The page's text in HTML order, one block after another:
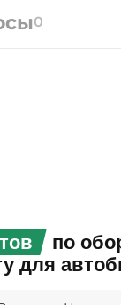
0
по
для